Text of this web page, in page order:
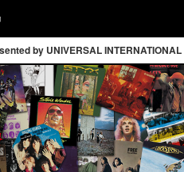
by UNIVERSAL INTERNATIONAL